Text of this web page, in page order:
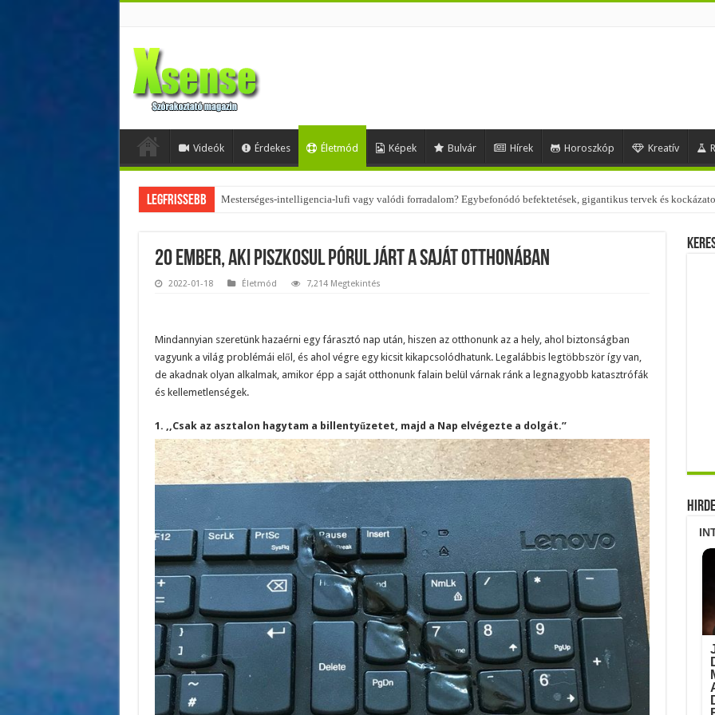
Videók Érdekes Életmód Képek Bulvár Hírek Horoszkóp Kreatív
Legfrissebb Az övtáskák továbbra is trendik – nézd meg, milyen stílusokhoz illenek!
20 ember, aki piszkosul pórul járt a saját otthonában
2022-01-18 Életmód 7,214 Megtekintés
Mindannyian szeretünk hazaérni egy fárasztó nap után, hiszen az otthonunk az a hely, ahol biztonságban
vagyunk a világ problémái elől, és ahol végre egy kicsit kikapcsolódhatunk. Legalábbis legtöbbször így van,
de akadnak olyan alkalmak, amikor épp a saját otthonunk falain belül várnak ránk a legnagyobb katasztrófák
és kellemetlenségek.
1. ,,Csak az asztalon hagytam a billentyűzetet, majd a Nap elvégezte a dolgát.”